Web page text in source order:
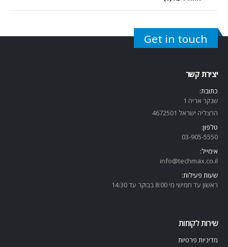
Get in touch
יצירת קשר
כתובת:
שנקר אריה 1
הרצליה ישראל 4672501
טלפון:
03-905-5550
אימייל:
info@techmax.co.il
שעות פעילות:
ראשון עד חמישי מי 8:00 בבוקר עד 14:30
שירות לקוחות
מדיניות פרטיות